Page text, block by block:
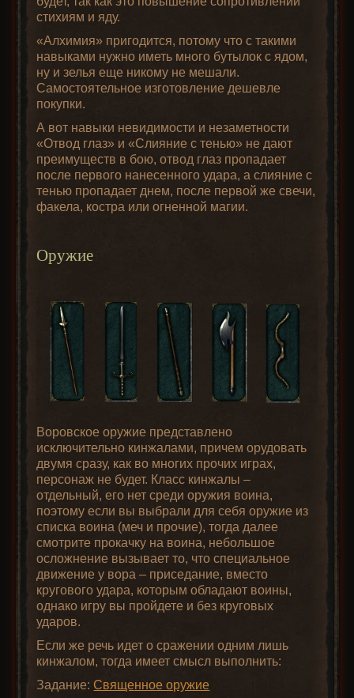
стихиям и яду.
«Алхимия» пригодится, потому что с такими
навыками нужно иметь много бутылок с ядом,
ну и зелья еще никому не мешали.
Самостоятельное изготовление дешевле
покупки.
А вот навыки невидимости и незаметности
«Отвод глаз» и «Слияние с тенью» не дают
преимуществ в бою, отвод глаз пропадает
после первого нанесенного удара, а слияние с
тенью пропадает днем, после первой же свечи,
факела, костра или огненной магии.
Оружие
Воровское оружие представлено
исключительно кинжалами, причем орудовать
двумя сразу, как во многих прочих играх,
персонаж не будет. Класс кинжалы –
отдельный, его нет среди оружия воина,
поэтому если вы выбрали для себя оружие из
списка воина (меч и прочие), тогда далее
смотрите прокачку на воина, небольшое
осложнение вызывает то, что специальное
движение у вора – приседание, вместо
кругового удара, которым обладают воины,
однако игру вы пройдете и без круговых
ударов.
Если же речь идет о сражении одним лишь
кинжалом, тогда имеет смысл выполнить:
Задание:Священное оружие